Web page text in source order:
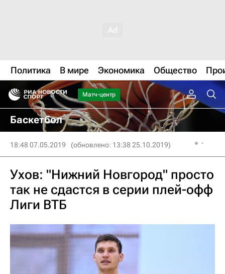
Политика В мире Экономика Общество
Матч-центр
Баскетбол
18:48 07.05.2019 (обновлено: 13:38 25.10.2019)
Ухов: "Нижний Новгород" просто
так не сдастся в серии плей-офф
Лиги ВТБ